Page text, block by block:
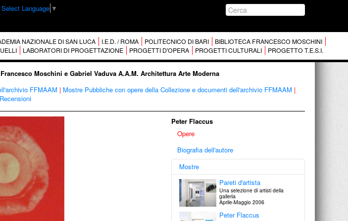
Select Language ▼
NAZIONALE DI SAN LUCA I.E.D. / ROMA POLITECNICO DI BARI
BIBLIOTECA FRANCESCO MOSCHINI
LABORATORI DI PROGETTAZIONE PROGETTI D'OPERA PROGETTI CULTURALI PROGETTO T.E.S.I.
Moschini e Gabriel Vaduva A.A.M. Architettura Arte Moderna
FFMAAM | Mostre Pubbliche con opere della Collezione e documenti dell'archivio FFMAAM |
Recensioni
Peter Flaccus
Opere
Biografia dell'autore
Mostre
Pareti d'artista
Una selezione di artisti della
galleria
Aprile-Maggio 2006
Peter Flaccus